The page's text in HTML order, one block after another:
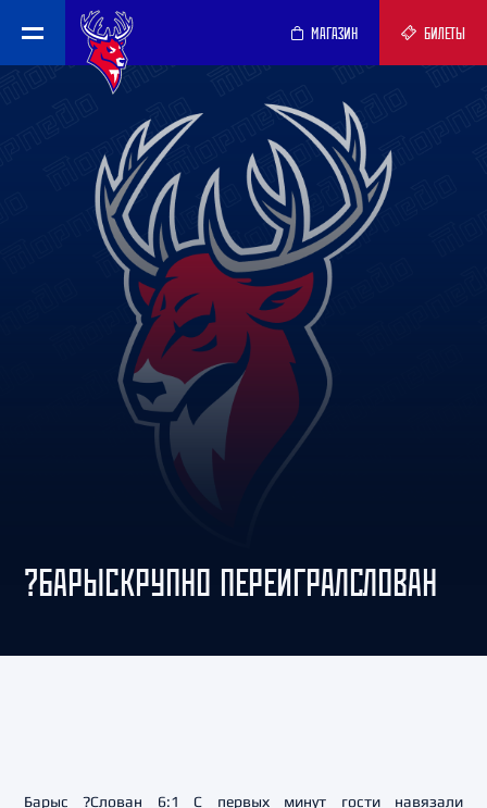
МАГАЗИН БИЛЕТЫ
?БАРЫСКРУПНО ПЕРЕИГРАЛСЛОВАН
Барыс ?Слован 6:1 С первых минут гости навязали